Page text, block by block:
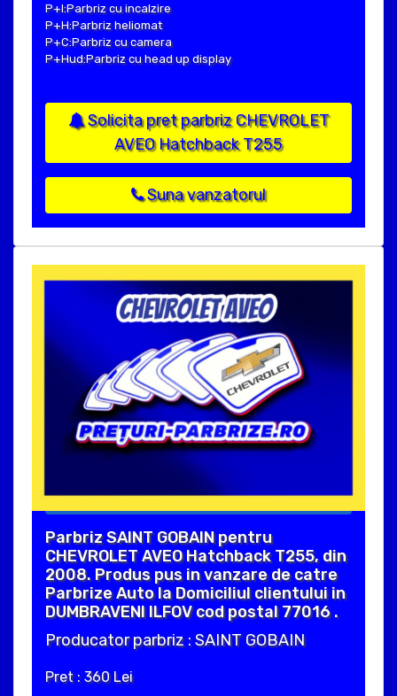
P+I:Parbriz cu incalzire
P+H:Parbriz heliomat
P+C:Parbriz cu camera
P+Hud:Parbriz cu head up display
Solicita pret parbriz CHEVROLET
AVEO Hatchback T255
Suna vanzatorul
Parbriz SAINT GOBAIN pentru
CHEVROLET AVEO Hatchback T255, din
2008. Produs pus in vanzare de catre
Parbrize Auto la Domiciliul clientului in
DUMBRAVENI ILFOV cod postal 77016 .
Producator parbriz : SAINT GOBAIN
Pret : 360 Lei